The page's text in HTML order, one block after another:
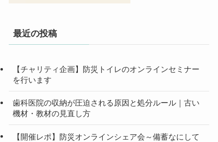
最近の投稿
【チャリティ企画】防災トイレのオンラインセミナー
を行います
歯科医院の収納が圧迫される原因と処分ルール｜古い
機材・教材の見直し方
【開催レポ】防災オンラインシェア会～備蓄なにして